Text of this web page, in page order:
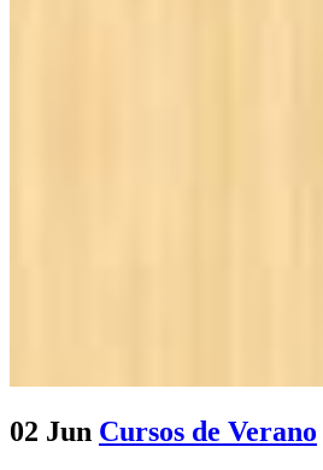
02 Jun Cursos de Verano